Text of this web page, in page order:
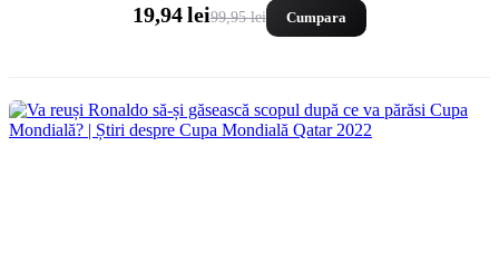
19,94 lei99,95 lei Cumpara